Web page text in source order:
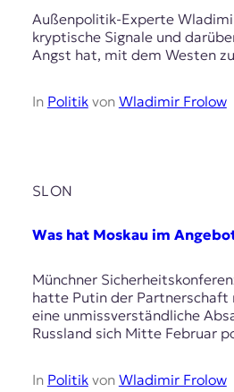
Außenpolitik-Experte
kryptische Signale und
Angst hat, mit dem Westen
In Politikvon Wladimir Frolow
SLON
Was hat Moskau im
Münchner
hatte Putin der
eine unmissverständliche
Russland sich Mitte Februar
In Politikvon Wladimir Frolow